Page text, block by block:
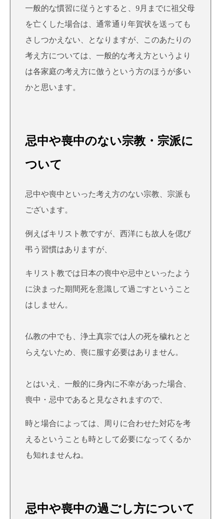
一般的な慣習に従うとすると、9月までに祖父母
を亡くした場合は、通常通り年賀状を送っても
さしつかえない、となりますが、このあたりの
考え方については、一般的な考え方というより
は各家庭の考え方に倣うという方のほうが多い
かと思います。
忌中や喪中のない宗教・宗派に
ついて
忌中や喪中といった考え方のない宗教、宗派も
ございます。
例えばキリスト教ですが、西洋にも故人を偲び
弔う習慣はありますが、
キリスト教では日本の喪中や忌中といったよう
に決まった期間死を意識して過ごすということ
は しません。
仏教の中でも、 浄土真宗では人の死を穢れとと
らえないため、喪に服す必要はありません。
とはいえ、一般的に身内に不幸があった場合、
喪中・忌中であると見なされますので、
時と場合によっては、周りに合わせた対応を考
えるということも時として必要になってくるか
も知れませんね。
忌中や喪中の過ごし方について